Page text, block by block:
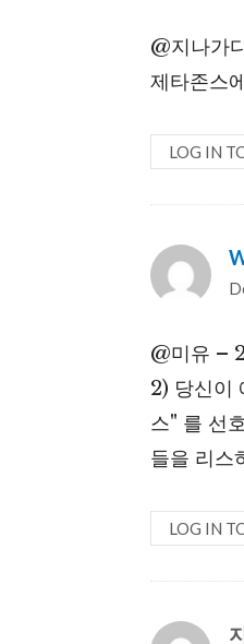
@지나가
제타존스
LOG IN
@미유 –
2) 당신이
스" 를 선
들을 리스
LOG IN